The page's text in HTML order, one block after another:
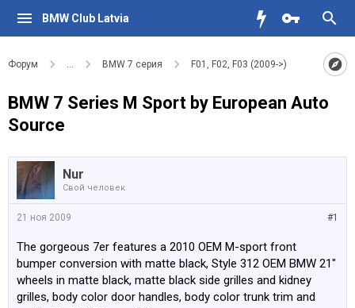
BMW Club Latvia
Форум ... BMW 7 серия F01, F02, F03 (2009->)
BMW 7 Series M Sport by European Auto
Source
Nur
Свой человек
#1
21 ноя 2009
The gorgeous 7er features a 2010 OEM M-sport front
bumper conversion with matte black, Style 312 OEM BMW 21″
wheels in matte black, matte black side grilles and kidney
grilles, body color door handles, body color trunk trim and